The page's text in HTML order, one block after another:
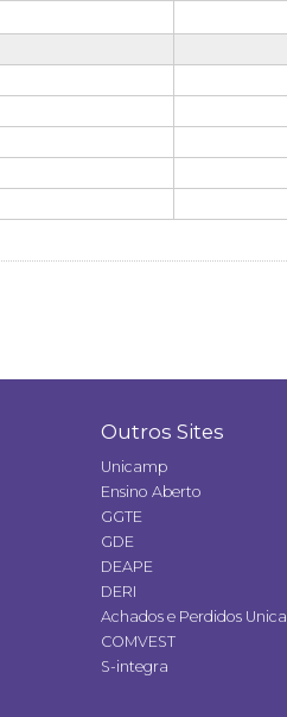
Outros Sites
Unicamp
Ensino Aberto
GGTE
GDE
DEAPE
DERI
Achados e Perdidos
COMVEST
S-integra